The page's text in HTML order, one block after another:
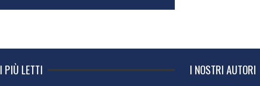
I PIÙ LETTI I NOSTRI AUTORI